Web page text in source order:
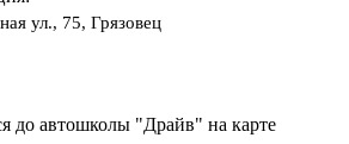
ул., 75, Грязовец
до автошколы "Драйв" на карте